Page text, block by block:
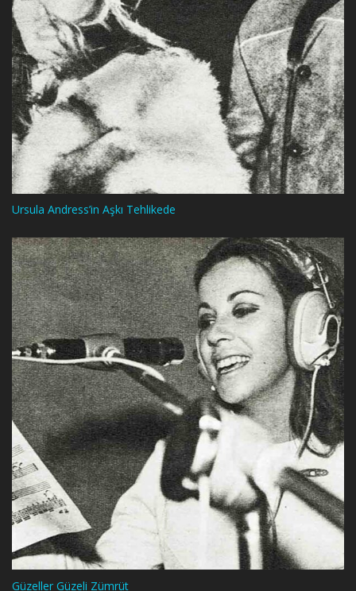
Ursula Andress’in Aşkı Tehlikede
Güzeller Güzeli Zümrüt